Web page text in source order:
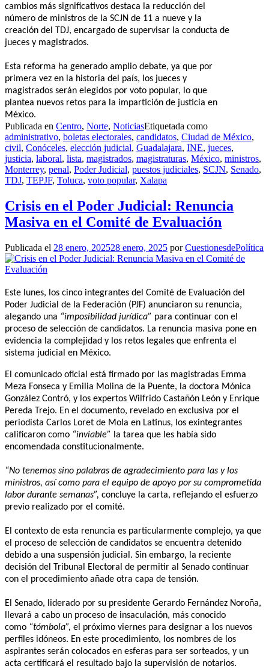
cambios más significativos destaca la reducción del
número de ministros de la SCJN de 11 a nueve y la
creación del TDJ, encargado de supervisar la conducta de
jueces y magistrados.
Esta reforma ha generado amplio debate, ya que por
primera vez en la historia del país, los jueces y
magistrados serán elegidos por voto popular, lo que
plantea nuevos retos para la impartición de justicia en
México.
Publicada en Centro, Norte, NoticiasEtiquetada como
administrativo, boletas electorales, candidatos, Ciudad de México,
civil, Conóceles, elección judicial, Guadalajara, INE, jueces,
justicia, laboral, lista, magistrados, magistraturas, México, ministros,
Monterrey, penal, Poder Judicial, puestos judiciales, SCJN, Senado,
TDJ, TEPJF, Toluca, voto popular, Xalapa
Crisis en el Poder Judicial: Renuncia
Masiva en el Comité de Evaluación
Publicada el 28 enero, 202528 enero, 2025 porCuestionesdePolítica
Este lunes, los cinco integrantes del Comité de Evaluación del
Poder Judicial de la Federación (PJF) anunciaron su renuncia,
alegando una “imposibilidad jurídica” para continuar con el
proceso de selección de candidatos. La renuncia masiva pone en
evidencia la complejidad y los retos legales que enfrenta el
sistema judicial en México.
El comunicado oficial está firmado por las magistradas Emma
Meza Fonseca y Emilia Molina de la Puente, la doctora Mónica
González Contró, y los expertos Wilfrido Castañón León y Enrique
Pereda Trejo. En el documento, revelado en exclusiva por el
periodista Carlos Loret de Mola en Latinus, los exintegrantes
calificaron como “inviable”
la tarea que les había sido
encomendada constitucionalmente.
“No tenemos sino palabras de agradecimiento para las y los
ministros, así como para el equipo de apoyo por su comprometida
labor durante semanas”, concluye la carta, reflejando el esfuerzo
previo realizado por el comité.
El contexto de esta renuncia es particularmente complejo, ya que
el proceso de selección de candidatos se encuentra detenido
debido a una suspensión judicial. Sin embargo, la reciente
decisión del Tribunal Electoral de permitir al Senado continuar
con el procedimiento añade otra capa de tensión.
El Senado, liderado por su presidente Gerardo Fernández Noroña,
llevará a cabo un proceso de insaculación, más conocido
como “tómbola”, el próximo viernes para designar a los nuevos
perfiles idóneos. En este procedimiento, los nombres de los
aspirantes serán colocados en esferas para ser sorteados, y un
acta certificará el resultado bajo la supervisión de notarios.